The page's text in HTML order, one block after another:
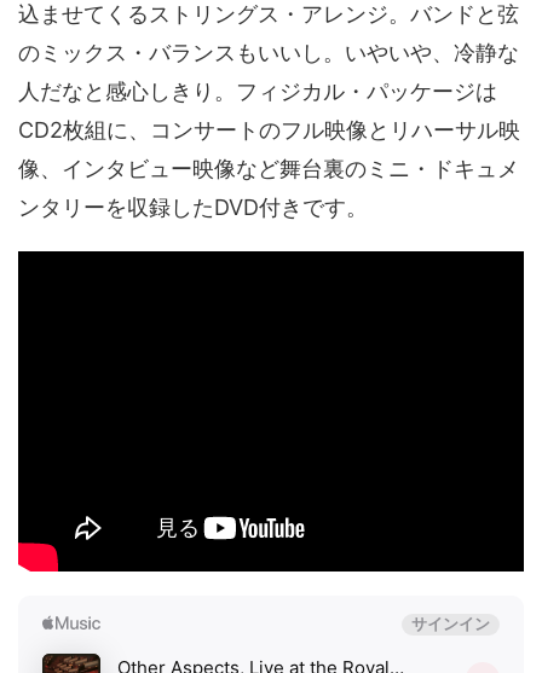
込ませてくるストリングス・アレンジ。バンドと弦
のミックス・バランスもいいし。いやいや、冷静な
人だなと感心しきり。フィジカル・パッケージは
CD2枚組に、コンサートのフル映像とリハーサル映
像、インタビュー映像など舞台裏のミニ・ドキュメ
ンタリーを収録したDVD付きです。